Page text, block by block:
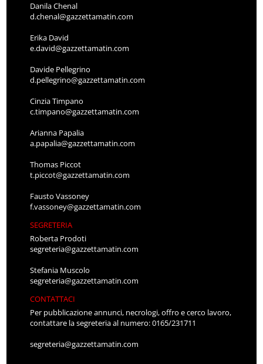
Danila Chenal
d.chenal@gazzettamatin.com
Erika David
e.david@gazzettamatin.com
Davide Pellegrino
d.pellegrino@gazzettamatin.com
Cinzia Timpano
c.timpano@gazzettamatin.com
Arianna Papalia
a.papalia@gazzettamatin.com
Thomas Piccot
t.piccot@gazzettamatin.com
Fausto Vassoney
f.vassoney@gazzettamatin.com
SEGRETERIA
Roberta Prodoti
segreteria@gazzettamatin.com
Stefania Muscolo
segreteria@gazzettamatin.com
CONTATTACI
Per pubblicazione annunci, necrologi, offro e cerco lavoro,
contattare la segreteria al numero: 0165/231711
segreteria@gazzettamatin.com